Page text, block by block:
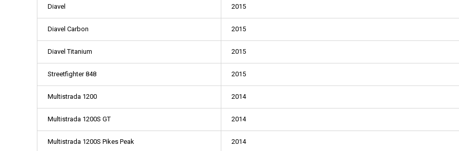
Diavel 2015
Diavel Carbon 2015
Diavel Titanium 2015
Streetfighter 848 2015
Multistrada 1200 2014
Multistrada 1200S GT 2014
Multistrada 1200S Pikes Peak 2014